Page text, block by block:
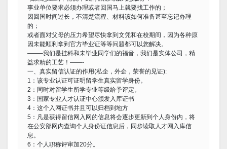
事业单位要求必须办理或者回国马上就要找工作的；
因回国时间过长，不清楚流程、材料该如何准备甚至忘记办理
的；
或者面对父母的压力希望尽快拿到文凭和在校期间，因为各种原
因未能顺利拿到官方毕业证等等问题都可以您解决。
——–我们是挂科和未毕业同学们的福音，我们是实体公司，精
益求精的工艺！——-
一、真实留信认证的作用(私企，外企，荣誉的见证):
1：该专业认证可证明留学生真实留学身份。
2：同时对留学生所学专业等级给予评定。
3：国家专业人才认证中心颁发入库证书
4：这个入网证书并且可以归档到地方
5：凡是获得留信网入网的信息将会逐步更新到个人身份内，将
在公安部网内查询个人身份证信息后，同步读取人才网入库信
息。
6：个人职称评审加20分。